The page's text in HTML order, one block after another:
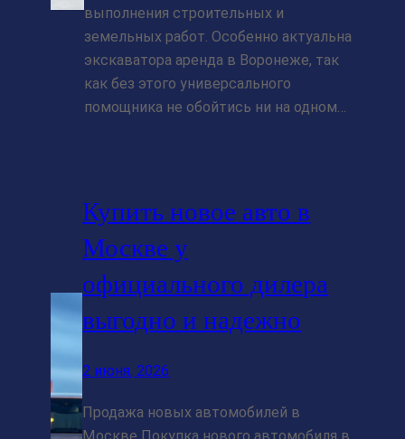
выполнения строительных и
земельных работ. Особенно актуальна
экскаватора аренда в Воронеже, так
как без этого универсального
помощника не обойтись ни на одном…
Купить новое авто в
Москве у
официального дилера
выгодно и надежно
2 июня, 2026
Продажа новых автомобилей в